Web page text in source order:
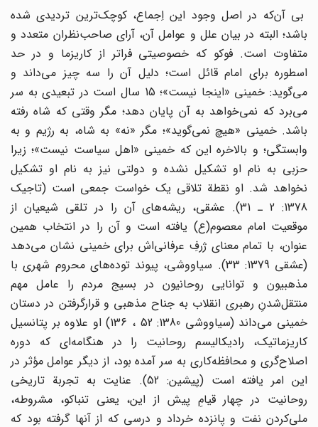
‌بی‌ آن‌که‌ در اصل‌ وجود این‌ اِجماع‌، کوچک‌ترین‌ تردیدی‌ شده‌
باشد؛ البته‌ در بیان‌ علل‌ و عوامل‌ آن‌، آرای‌ صاحب‌نظران‌ متعدد و
متفاوت‌ است‌. فوکو که‌ خصوصیتی‌ فراتر از کاریزما و در حد
اسطوره‌ برای‌ امام‌ قائل‌ است‌؛ دلیل‌ آن‌ را سه‌ چیز می‌داند و
می‌گوید: خمینی‌ «اینجا نیست‌»؛ 15 سال‌ است‌ در تبعیدی‌ به‌ سر
می‌برد که‌ نمی‌خواهد به‌ آن‌ پایان‌ دهد؛ مگر وقتی‌ که‌ شاه‌ رفته‌
باشد. خمینی‌ «هیچ‌ نمی‌گوید»؛ مگر «نه‌» به‌ شاه‌، به‌ رژیم‌ و به‌
وابستگی‌؛ و بالاخره‌ این‌ که‌ خمینی‌ «اهل‌ سیاست‌ نیست‌»؛ زیرا
حزبی‌ به‌ نام‌ او تشکیل‌ نشده‌ و دولتی‌ نیز به‌ نام‌ او تشکیل‌
نخواهد شد. او نقطة‌ تلاقی‌ یک‌ خواست‌ جمعی‌ است‌ (تاجیک‌
1378: 2 ـ 31). عشقی‌، ریشه‌های‌ آن‌ را در تلقی‌ شیعیان‌ از
موقعیت‌ امام‌ معصوم‌(ع‌) یافته‌ است‌ و آن‌ را در انتخاب‌ همین‌
عنوان‌، با تمام‌ معنای‌ ژرفِ عرفانی‌اش‌ برای‌ خمینی‌ نشان‌ می‌دهد
(عشقی‌ 1379: 33). سیاووشی‌، پیوند توده‌های‌ محروم‌ شهری‌ با
مذهبیون‌ و توانایی‌ روحانیون‌ در بسیج‌ مردم‌ را عامل‌ مهم‌
منتقل‌شدنِ رهبری‌ انقلاب‌ به‌ جناح‌ مذهبی‌ و قرارگرفتن‌ در دستان‌
خمینی‌ می‌داند (سیاووشی‌ 1380: 52 ، 136) او علاوه‌ بر پتانسیل‌
کاریزماتیک‌، رادیکالیسم‌ روحانیت‌ را در هنگامه‌ای‌ که‌ دوره
اصلاح‌گری‌ و محافظه‌کاری‌ به‌ سر آمده‌ بود، از دیگر عوامل‌ مؤثر در
این‌ امر یافته‌ است‌ (پیشین‌: 52). عنایت‌ به‌ تجربة‌ تاریخی‌
روحانیت‌ در چهار قیام‌ِ پیش‌ از این‌، یعنی‌ تنباکو، مشروطه‌،
ملی‌کردن‌ نفت‌ و پانزده‌ خرداد و درسی‌ که‌ از آنها گرفته‌ بود که‌